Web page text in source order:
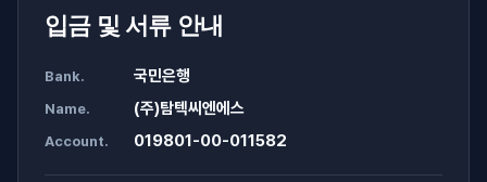
입금 및 서류 안내
Bank. 국민은행
Name. (주)탐텍씨엔에스
Account. 019801-00-011582